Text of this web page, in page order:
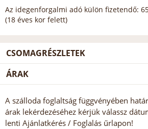
Az idegenforgalmi adó külön fizetendő:
(18 éves kor felett)
CSOMAGRÉSZLETEK
ÁRAK
A szálloda foglaltság függvényében
árak lekérdezéséhez kérjük válassz
lenti Ajánlatkérés / Foglalás űrlapon!